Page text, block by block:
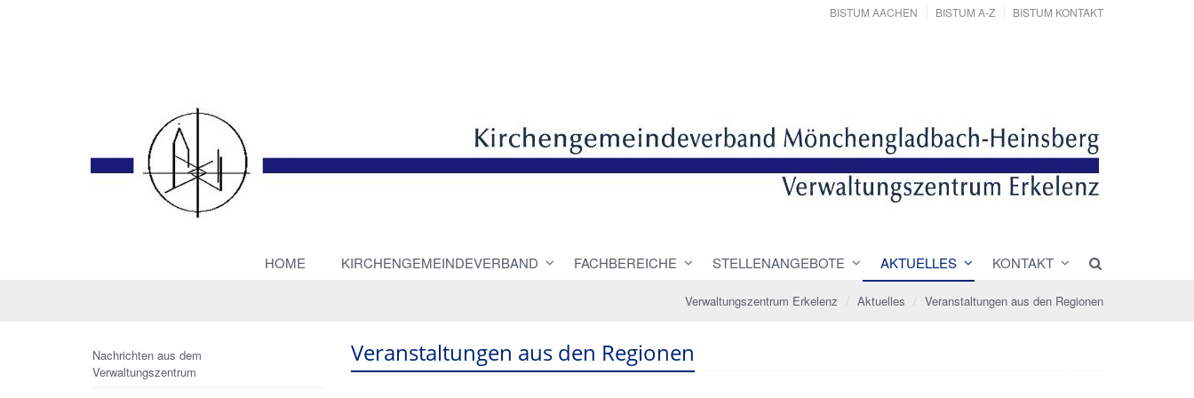
BISTUM AACHEN BISTUM A-Z BISTUM KONTAKT
HOME KIRCHENGEMEINDEVERBAND FACHBEREICHE STELLENANGEBOTE AKTUELLES KONTAKT
Verwaltungszentrum Erkelenz Aktuelles Veranstaltungen aus den Regionen
Veranstaltungen aus den Regionen
Nachrichten aus dem
Verwaltungszentrum